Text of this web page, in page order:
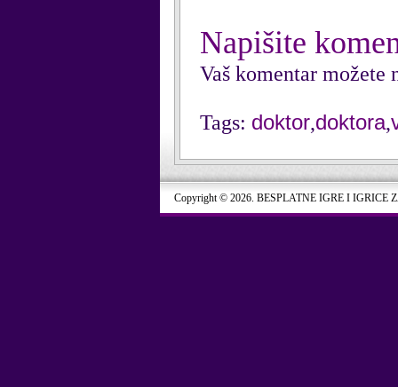
Napišite
Vaš komentar možete
Tags: doktor,doktora,
Copyright © 2026. BESPLATNE IGRE I IGRICE